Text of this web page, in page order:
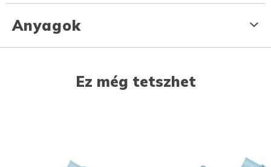
Anyagok
Ez még tetszhet